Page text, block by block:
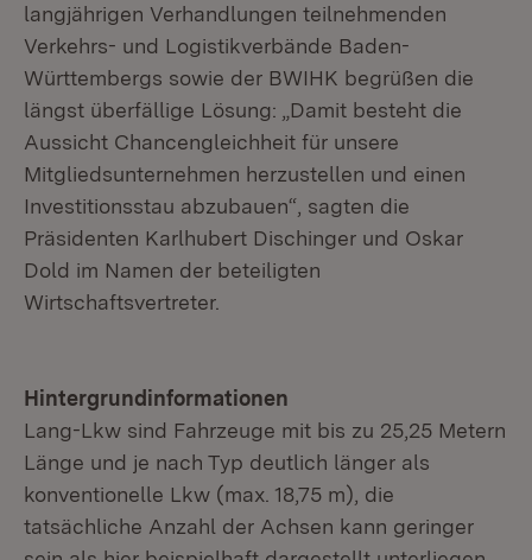
langjährigen Verhandlungen teilnehmenden
Verkehrs- und Logistikverbände Baden-
Württembergs sowie der BWIHK begrüßen die
längst überfällige Lösung: „Damit besteht die
Aussicht Chancengleichheit für unsere
Mitgliedsunternehmen herzustellen und einen
Investitionsstau abzubauen“, sagten die
Präsidenten Karlhubert Dischinger und Oskar
Dold im Namen der beteiligten
Wirtschaftsvertreter.
Hintergrundinformationen
Lang-Lkw sind Fahrzeuge mit bis zu 25,25 Metern
Länge und je nach Typ deutlich länger als
konventionelle Lkw (max. 18,75 m), die
tatsächliche Anzahl der Achsen kann geringer